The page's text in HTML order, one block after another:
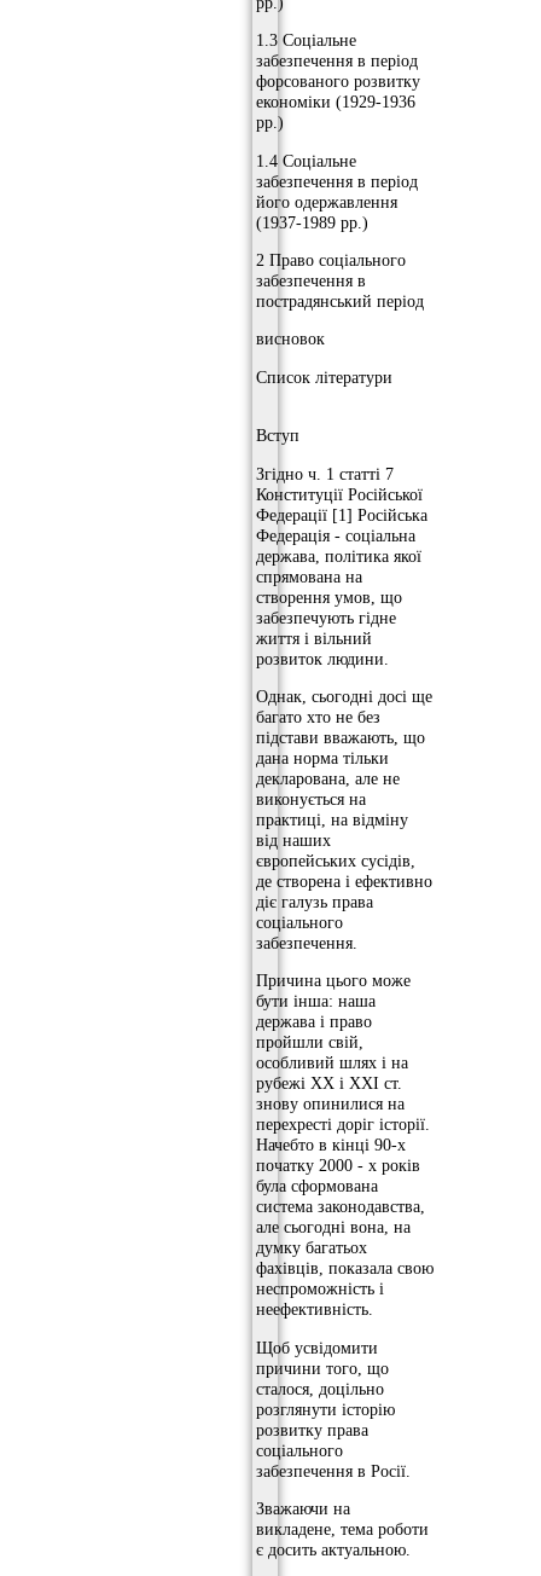
1.3 Соціальне
забезпечення в період
форсованого розвитку
економіки (1929-1936
рр.)
1.4 Соціальне
забезпечення в період
його одержавлення
(1937-1989 рр.)
2 Право соціального
забезпечення в
пострадянський період
висновок
Список літератури
Вступ
Згідно ч. 1 статті 7
Конституції Російської
Федерації [1] Російська
Федерація - соціальна
держава, політика якої
спрямована на
створення умов, що
забезпечують гідне
життя і вільний
розвиток людини.
Однак, сьогодні досі ще
багато хто не без
підстави вважають, що
дана норма тільки
декларована, але не
виконується на
практиці, на відміну
від наших
європейських сусідів,
де створена і ефективно
діє галузь права
соціального
забезпечення.
Причина цього може
бути інша: наша
держава і право
пройшли свій,
особливий шлях і на
рубежі ХХ і ХХI ст.
знову опинилися на
перехресті доріг історії.
Начебто в кінці 90-х
початку 2000 - х років
була сформована
система законодавства,
але сьогодні вона, на
думку багатьох
фахівців, показала свою
неспроможність і
неефективність.
Щоб усвідомити
причини того, що
сталося, доцільно
розглянути історію
розвитку права
соціального
забезпечення в Росії.
Зважаючи на
викладене, тема роботи
є досить актуальною.